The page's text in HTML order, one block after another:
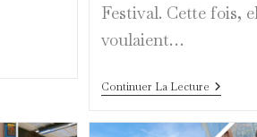
Festival. Cette fois,
voulaient…
Continuer La LectureQuand
Aux